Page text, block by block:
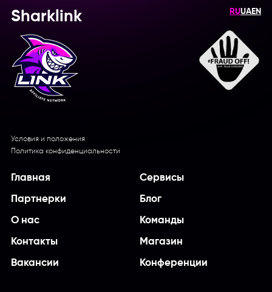
Sharklink RUUAEN
Условия и положения
Политика конфиденциальности
Главная Сервисы
Партнерки Блог
О нас Команды
Контакты Магазин
Вакансии Конференции